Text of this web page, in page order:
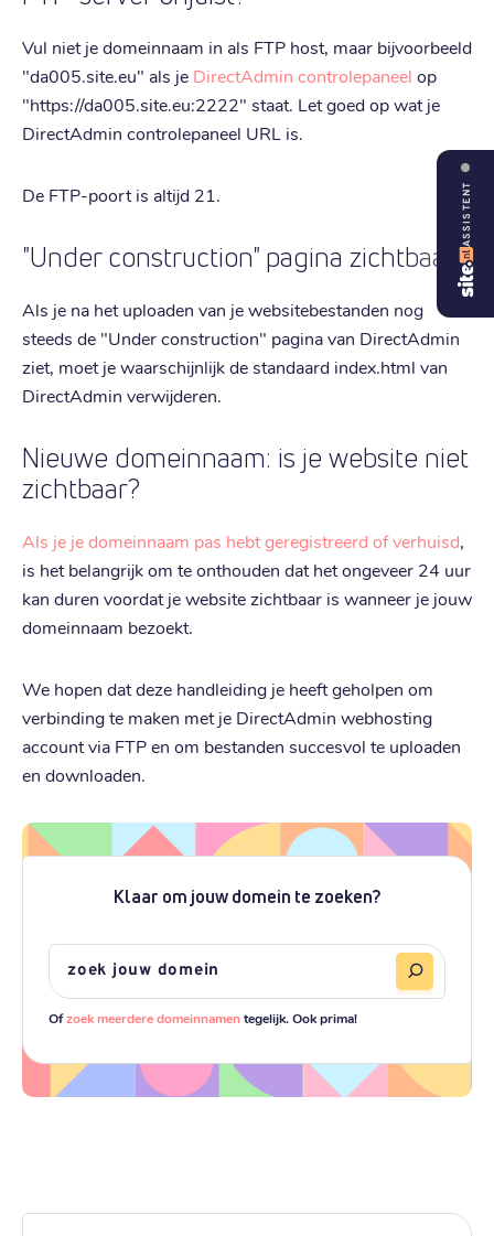
Vul niet je domeinnaam in als FTP host, maar bijvoorbeeld
"da005.site.eu" als je DirectAdmin controlepaneel op
"https://da005.site.eu:2222" staat. Let goed op wat je
DirectAdmin controlepaneel URL is.
De FTP-poort is altijd 21.
"Under construction" pagina zichtbaar?
Als je na het uploaden van je websitebestanden nog
steeds de "Under construction" pagina van DirectAdmin
ziet, moet je waarschijnlijk de standaard index.html van
DirectAdmin verwijderen.
Nieuwe domeinnaam: is je website niet
zichtbaar?
Als je je domeinnaam pas hebt geregistreerd of verhuisd,
is het belangrijk om te onthouden dat het ongeveer 24 uur
kan duren voordat je website zichtbaar is wanneer je jouw
domeinnaam bezoekt.
We hopen dat deze handleiding je heeft geholpen om
verbinding te maken met je DirectAdmin webhosting
account via FTP en om bestanden succesvol te uploaden
en downloaden.
Klaar om jouw domein te zoeken?
Ofzoek meerdere domeinnamentegelijk. Ook prima!
ASSISTENT